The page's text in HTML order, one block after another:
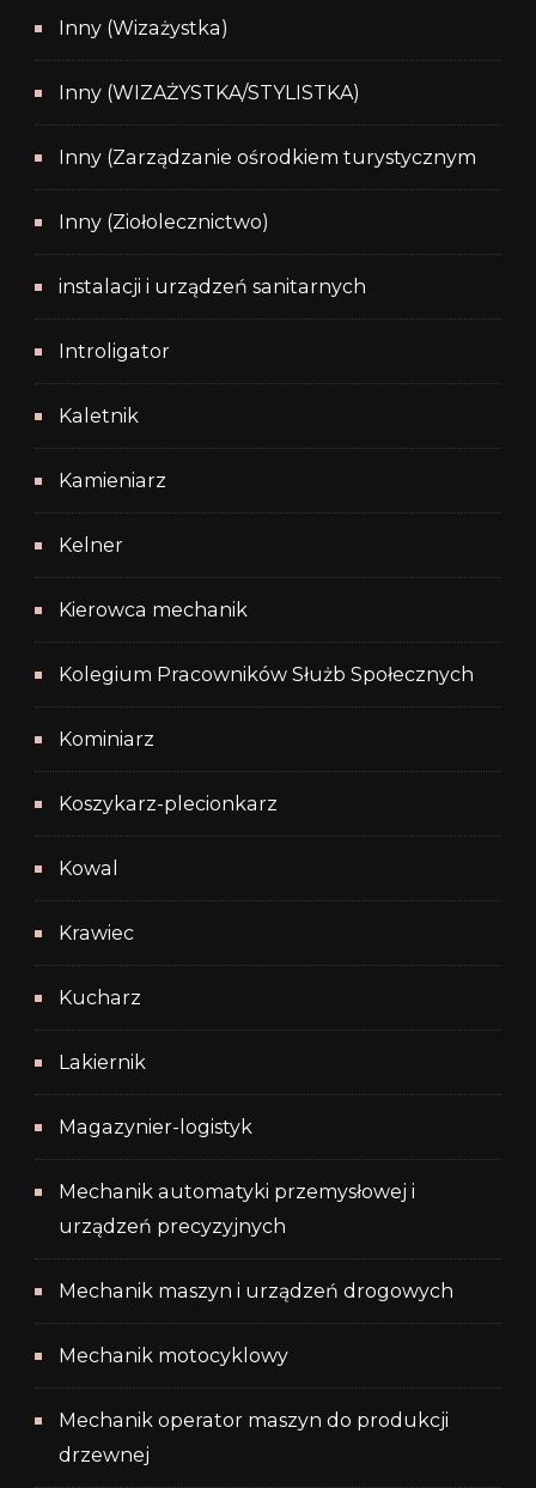
Inny (Wizażystka)
Inny (WIZAŻYSTKA/STYLISTKA)
Inny (Zarządzanie ośrodkiem turystycznym
Inny (Ziołolecznictwo)
instalacji i urządzeń sanitarnych
Introligator
Kaletnik
Kamieniarz
Kelner
Kierowca mechanik
Kolegium Pracowników Służb Społecznych
Kominiarz
Koszykarz-plecionkarz
Kowal
Krawiec
Kucharz
Lakiernik
Magazynier-logistyk
Mechanik automatyki przemysłowej i
urządzeń precyzyjnych
Mechanik maszyn i urządzeń drogowych
Mechanik motocyklowy
Mechanik operator maszyn do produkcji
drzewnej